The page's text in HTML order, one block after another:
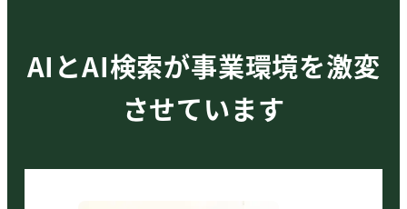
AIとAI検索が事業環境を激変
させています